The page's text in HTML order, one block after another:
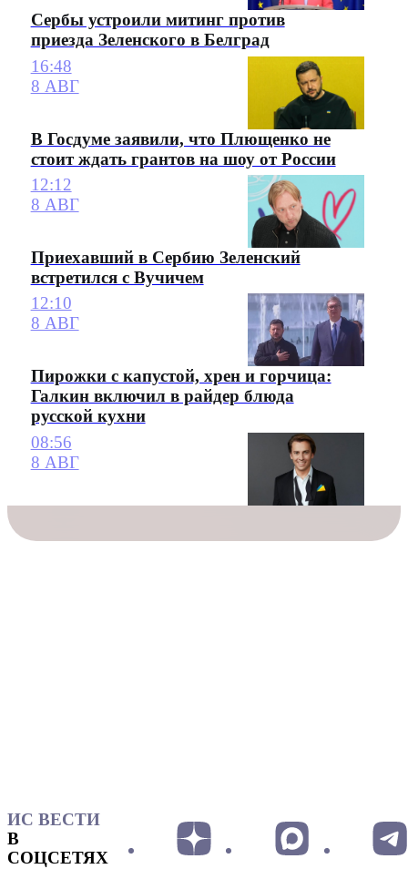
Сербы устроили митинг против
приезда Зеленского в Белград
16:48
8 АВГ
В Госдуме заявили, что Плющенко не
стоит ждать грантов на шоу от России
12:12
8 АВГ
Приехавший в Сербию Зеленский
встретился с Вучичем
12:10
8 АВГ
Пирожки с капустой, хрен и горчица:
Галкин включил в райдер блюда
русской кухни
08:56
8 АВГ
ИС ВЕСТИ
В
СОЦСЕТЯХ